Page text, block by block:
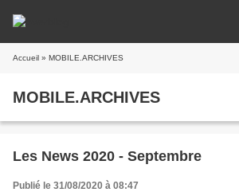
Accueil » MOBILE.ARCHIVES
MOBILE.ARCHIVES
Les News 2020 - Septembre
Publié le 31/08/2020 à 08:47